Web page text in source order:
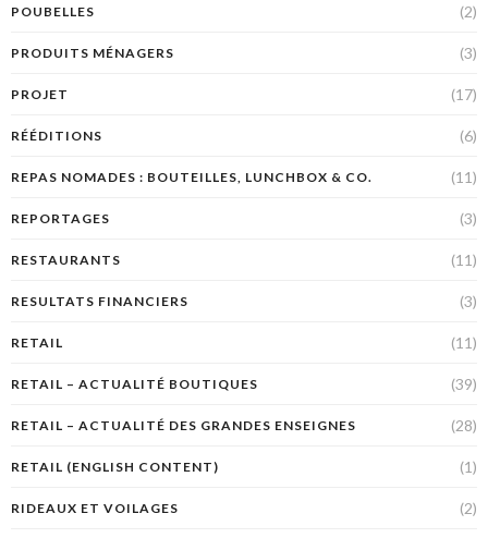
POUBELLES (2)
PRODUITS MÉNAGERS (3)
PROJET (17)
RÉÉDITIONS (6)
REPAS NOMADES : BOUTEILLES, LUNCHBOX & CO. (11)
REPORTAGES (3)
RESTAURANTS (11)
RESULTATS FINANCIERS (3)
RETAIL (11)
RETAIL – ACTUALITÉ BOUTIQUES (39)
RETAIL – ACTUALITÉ DES GRANDES ENSEIGNES (28)
RETAIL (ENGLISH CONTENT) (1)
RIDEAUX ET VOILAGES (2)